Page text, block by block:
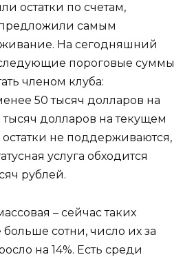
остатки по счетам,
самым
На сегодняшний
пороговые суммы
членом клуба:
50 тысяч долларов на
тысяч долларов на текущем
остатки не поддерживаются,
услуга обходится
рублей.
– сейчас таких
сотни, число их за
на 14%. Есть среди